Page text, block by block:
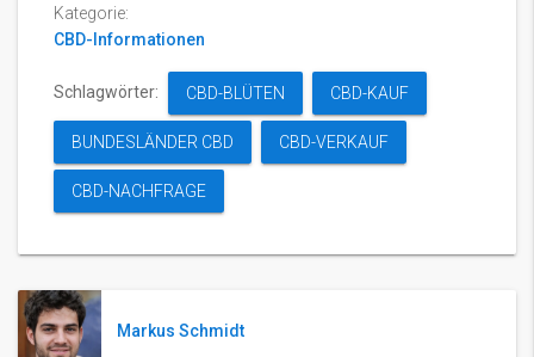
Kategorie:
CBD-Informationen
Schlagwörter: CBD-BLÜTEN CBD-KAUF
BUNDESLÄNDER CBD CBD-VERKAUF
CBD-NACHFRAGE
Markus Schmidt